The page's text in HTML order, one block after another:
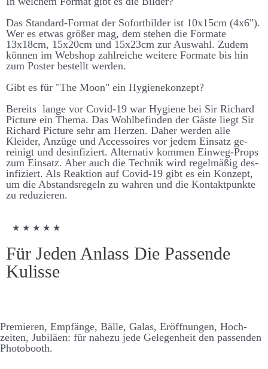
Das Standard-Format der Sofort­bilder ist 10x15cm (4x6").
Wer es etwas größer mag, dem stehen die Formate
13x18cm, 15x20cm und 15x23cm zur Aus­wahl. Zudem
können im Web­shop zahl­reiche weitere Formate bis hin
zum Poster be­stellt werden.
Gibt es für "The Moon" ein Hygiene­konzept?
Bereits lange vor Covid-19 war Hygiene bei Sir Richard
Picture ein Thema. Das Wohl­be­finden der Gäste liegt Sir
Richard Picture sehr am Herzen. Daher werden alle
Kleider, An­züge und Accessoires vor jedem Ein­satz ge­
reinigt und des­infiz­iert. Alternativ kommen Ein­weg-Props
zum Ein­satz. Aber auch die Technik wird regel­mäßig des­
infiziert. Als Re­aktion auf Covid-19 gibt es ein Konzept,
um die Ab­stands­regeln zu wahren und die Kontakt­punkte
zu re­duzieren.
★ ★ ★ ★ ★
Für Jeden Anlass Die Passende
Kulisse
Premieren, Empfänge, Bälle, Galas, Er­öffnungen, Hoch­
zeiten, Jubiläen: für nahezu jede Ge­legen­heit den passenden
Photo­booth.